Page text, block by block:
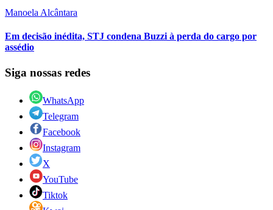
Manoela Alcântara
Em decisão inédita, STJ condena Buzzi à perda do cargo por
assédio
Siga nossas redes
WhatsApp
Telegram
Facebook
Instagram
X
YouTube
Tiktok